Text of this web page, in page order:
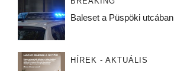
Baleset a Püspöki utcában
HÍREK - AKTUÁLIS